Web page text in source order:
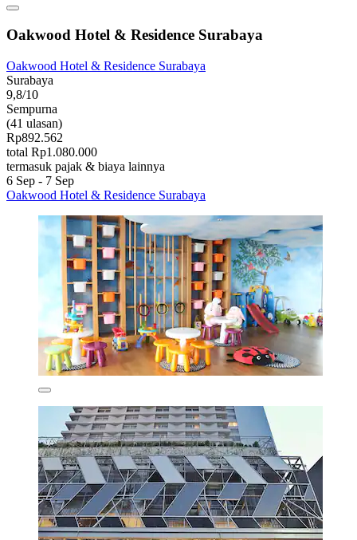
Oakwood Hotel & Residence Surabaya
Oakwood Hotel & Residence Surabaya
Surabaya
9,8/10
Sempurna
(41 ulasan)
Rp892.562
total Rp1.080.000
termasuk pajak & biaya lainnya
6 Sep - 7 Sep
Oakwood Hotel & Residence Surabaya